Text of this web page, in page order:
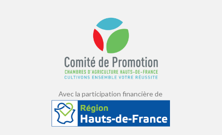
Avec la participation financière de